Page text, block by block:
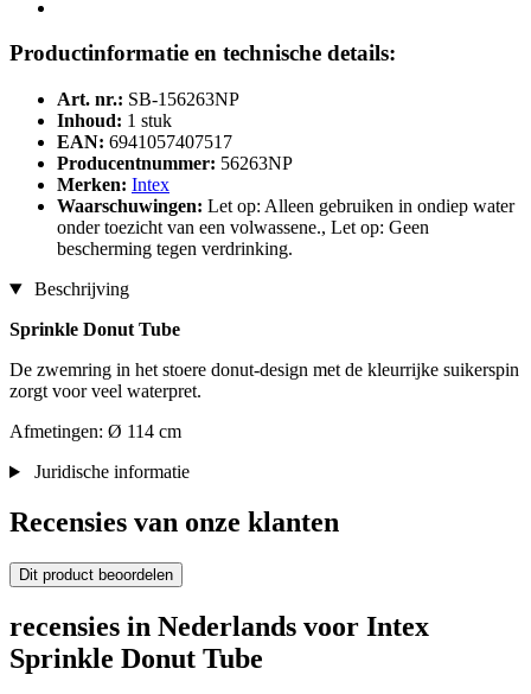
Productinformatie en technische details:
Art. nr.: SB-156263NP
Inhoud: 1 stuk
EAN: 6941057407517
Producentnummer: 56263NP
Merken: Intex
Waarschuwingen: Let op: Alleen gebruiken in ondiep water
onder toezicht van een volwassene., Let op: Geen
bescherming tegen verdrinking.
Beschrijving
Sprinkle Donut Tube
De zwemring in het stoere donut-design met de kleurrijke suikerspin
zorgt voor veel waterpret.
Afmetingen: Ø 114 cm
Juridische informatie
Recensies van onze klanten
Dit product beoordelen
recensies in Nederlands voor Intex
Sprinkle Donut Tube